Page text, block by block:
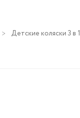
Детские коляски 3 в 1